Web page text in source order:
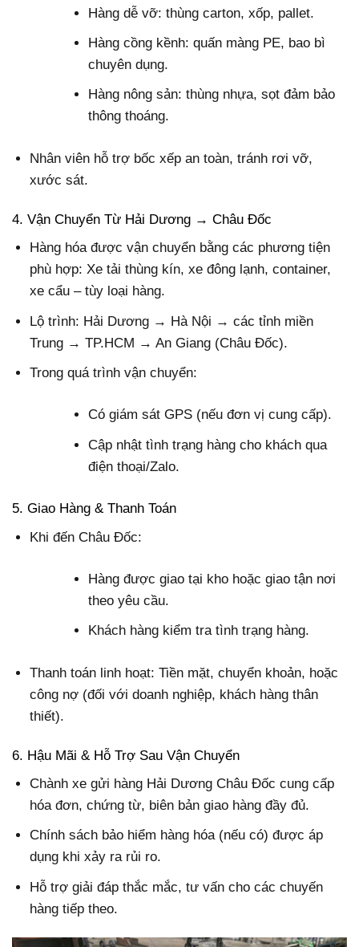
Hàng dễ vỡ: thùng carton, xốp, pallet.
Hàng cồng kềnh: quấn màng PE, bao bì
chuyên dụng.
Hàng nông sản: thùng nhựa, sọt đảm bảo
thông thoáng.
Nhân viên hỗ trợ bốc xếp an toàn, tránh rơi vỡ,
xước sát.
4. Vận Chuyển Từ Hải Dương → Châu Đốc
Hàng hóa được vận chuyển bằng các phương tiện
phù hợp: Xe tải thùng kín, xe đông lạnh, container,
xe cẩu – tùy loại hàng.
Lộ trình: Hải Dương → Hà Nội → các tỉnh miền
Trung → TP.HCM → An Giang (Châu Đốc).
Trong quá trình vận chuyển:
Có giám sát GPS (nếu đơn vị cung cấp).
Cập nhật tình trạng hàng cho khách qua
điện thoại/Zalo.
5. Giao Hàng & Thanh Toán
Khi đến Châu Đốc:
Hàng được giao tại kho hoặc giao tận nơi
theo yêu cầu.
Khách hàng kiểm tra tình trạng hàng.
Thanh toán linh hoạt: Tiền mặt, chuyển khoản, hoặc
công nợ (đối với doanh nghiệp, khách hàng thân
thiết).
6. Hậu Mãi & Hỗ Trợ Sau Vận Chuyển
Chành xe gửi hàng Hải Dương Châu Đốc cung cấp
hóa đơn, chứng từ, biên bản giao hàng đầy đủ.
Chính sách bảo hiểm hàng hóa (nếu có) được áp
dụng khi xảy ra rủi ro.
Hỗ trợ giải đáp thắc mắc, tư vấn cho các chuyến
hàng tiếp theo.